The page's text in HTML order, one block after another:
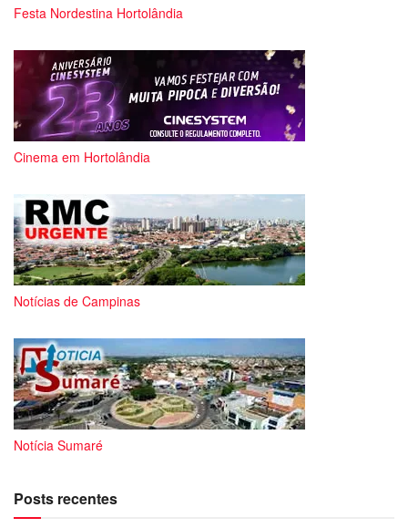
Festa Nordestina Hortolândia
Cinema em Hortolândia
Notícias de Campinas
Notícia Sumaré
Posts recentes